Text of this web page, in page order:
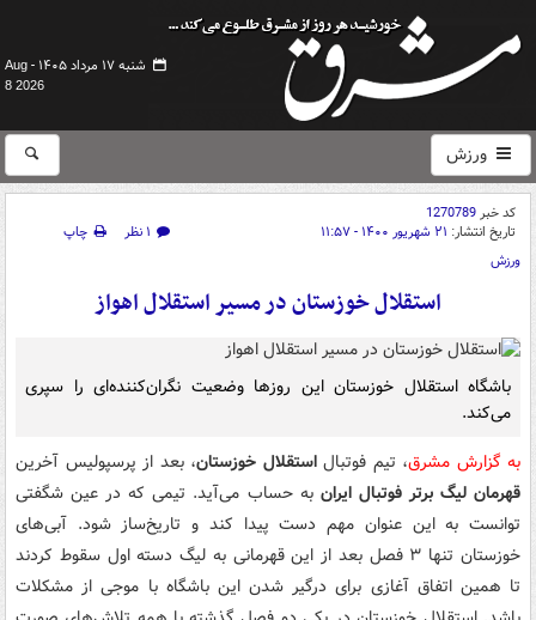
شنبه ۱۷ مرداد ۱۴۰۵ -
Aug
8 2026
ورزش
کد خبر1270789
تاریخ انتشار: ۲۱ شهریور ۱۴۰۰ - ۱۱:۵۷ ۱ نظر
چاپ
ورزش
استقلال خوزستان در مسیر استقلال اهواز
باشگاه استقلال خوزستان این روزها وضعیت نگران‌کننده‌ای را سپری
می‌کند.
به گزارش مشرق، تیم فوتبالاستقلال خوزستان، بعد از پرسپولیس آخرین
قهرمان لیگ برتر فوتبال ایران به حساب می‌آید. تیمی که در عین شگفتی
توانست به این عنوان مهم دست پیدا کند و تاریخ‌ساز شود. آبی‌های
خوزستان تنها ۳ فصل بعد از این قهرمانی به لیگ دسته اول سقوط کردند
تا همین اتفاق آغازی برای درگیر شدن این باشگاه با موجی از مشکلات